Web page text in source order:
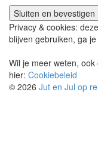
Privacy & cookies:
blijven gebruiken, ga
Wil je meer weten,
hier: Cookiebeleid
© 2026 Jut en Jul op